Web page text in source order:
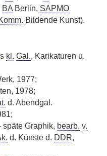
BA Berlin, SAPMO
Bildende Kunst).
s kl. Gal., Karikaturen u.
1977;
1978;
d. Abendgal.
späte Graphik, bearb. v.
d. Künste d. DDR,